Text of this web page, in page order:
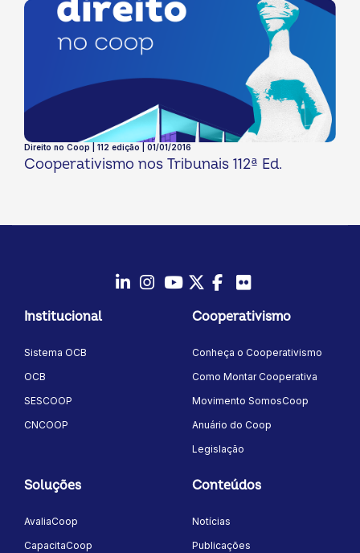
Direito no Coop | 112 edição | 01/01/2016
Cooperativismo nos Tribunais 112ª Ed.
Instagram
YoutubeTwitter/X
Facebook
Institucional
Sistema OCB
OCB
SESCOOP
CNCOOP
Cooperativismo
Conheça o Cooperativismo
Como Montar Cooperativa
Movimento SomosCoop
Anuário do Coop
Legislação
Soluções
AvaliaCoop
CapacitaCoop
Conteúdos
Notícias
Publicações